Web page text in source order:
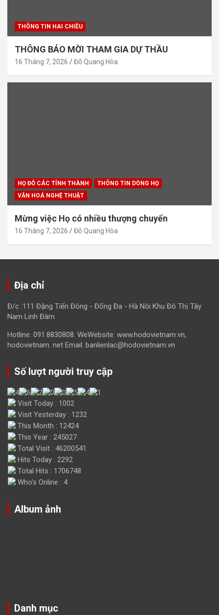
THÔNG TIN HAI CHIỀU
THÔNG BÁO MỜI THAM GIA DỰ THẦU
16 Tháng 7, 2026 Đỗ Quang Hòa
HỌ ĐỖ CÁC TỈNH THÀNH
THÔNG TIN DÒNG HỌ
VĂN HOÁ NGHỆ THUẬT
Mừng việc Họ có nhiều thượng chuyển
16 Tháng 7, 2026 Đỗ Quang Hòa
Địa chỉ
Đ/c :111 Đặng Tiến Đông - Đống Đa - Hà Nôi Khu Đô Thị Tây
Nam Linh Đàm
Hotline: 091.8830808. WeWebsite: www.hodovietnam.vn,
hodovietnam. net Email: banlienlac@hodovietnam.vn
Số lượt người truy cập
Visit Today : 1002
Visit Yesterday : 1232
This Month : 12424
This Year : 245027
Total Visit : 46200541
Hits Today : 2292
Total Hits : 1706748
Who's Online : 4
Album ảnh
Danh mục